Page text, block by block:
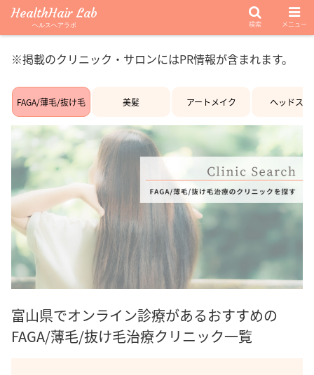
※掲載のクリニック・サロンにはPR情報が含まれます。
FAGA/薄毛/抜け毛 美髪 アートメイク ヘッドスパ
富山県でオンライン診療があるおすすめの
FAGA/薄毛/抜け毛治療クリニック一覧
HealthHair Lab
ヘルスヘアラボ 検索 メニュー